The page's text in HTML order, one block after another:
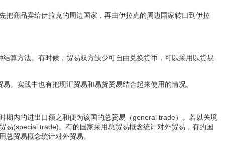
把商品卖给伊拉克的周边国家，再由伊拉克的周边国家转口到伊拉
算方法。有时候，贸易双方缺少可自由兑换货币，可以采用以货易
。实践中也有把现汇贸易和易货贸易结合起来使用的情况。
期内的进出口额之和便为该国的总贸易（general trade）。若以关境
易(special trade)。有的国家采用总贸易概念统计对外贸易，有的国
贸易概念统计对外贸易。